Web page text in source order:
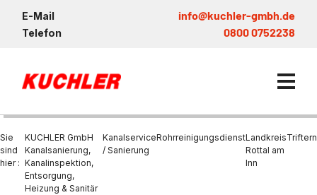
E-Mail info@kuchler-gmbh.de
Telefon 0800 0752238
Kanalservice / Sanierung
Sie
sind
hier :
KUCHLER GmbH
Kanalsanierung,
Kanalinspektion,
Entsorgung,
Heizung & Sanitär
Kanalservice
/ Sanierung
RohrreinigungsdienstLandkreis
Rottal am
Inn
Triftern